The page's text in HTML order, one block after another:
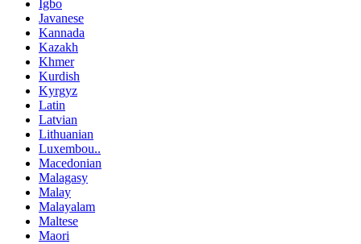
Igbo
Javanese
Kannada
Kazakh
Khmer
Kurdish
Kyrgyz
Latin
Latvian
Lithuanian
Luxembou..
Macedonian
Malagasy
Malay
Malayalam
Maltese
Maori